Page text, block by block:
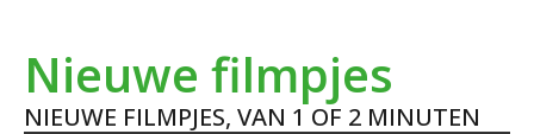
Nieuwe filmpjes
NIEUWE FILMPJES, VAN 1 OF 2 MINUTEN